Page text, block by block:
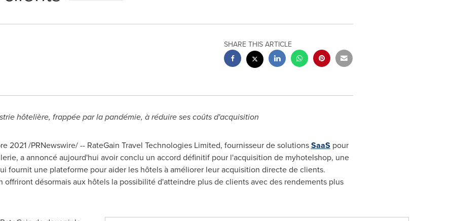
SHARE THIS ARTICLE
hôtelière, frappée par la pandémie, à réduire ses coûts d'acquisition
2021 /PRNewswire/ -- RateGain Travel Technologies Limited, fournisseur de solutionsSaaS pour
a annoncé aujourd'hui avoir conclu un accord définitif pour l'acquisition de myhotelshop, une
fournit une plateforme pour aider les hôtels à améliorer leur acquisition directe de clients.
offriront désormais aux hôtels la possibilité d'atteindre plus de clients avec des rendements plus